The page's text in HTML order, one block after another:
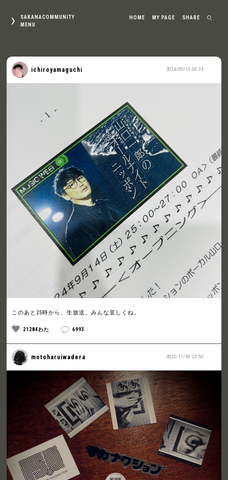
SAKANACOMMUNITY
MENU
HOME MY PAGE SHARE
2024/09/15 00:24
ichiroyamaguchi
このあと25時から、生放送。みんな宜しくね。
21284わた 6993
2022/11/30 23:50
motoharuiwadera